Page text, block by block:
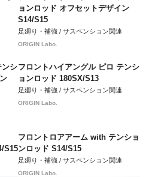
ョンロッド オフセットデザイン
S14/S15
足廻り・補強 / サスペンション関連
ORIGIN Labo.
ンシフロントハイアングル ピロ テンシ
ョンロッド 180SX/S13
足廻り・補強 / サスペンション関連
ORIGIN Labo.
S15
フロントロアアーム with テンショ
ンロッド S14/S15
足廻り・補強 / サスペンション関連
ORIGIN Labo.